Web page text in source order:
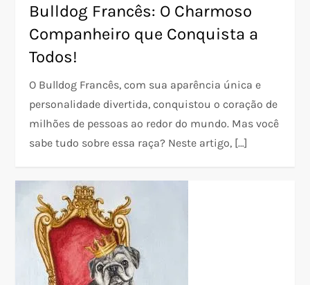
Bulldog Francês: O Charmoso
Companheiro que Conquista a
Todos!
O Bulldog Francês, com sua aparência única e
personalidade divertida, conquistou o coração de
milhões de pessoas ao redor do mundo. Mas você
sabe tudo sobre essa raça? Neste artigo, […]